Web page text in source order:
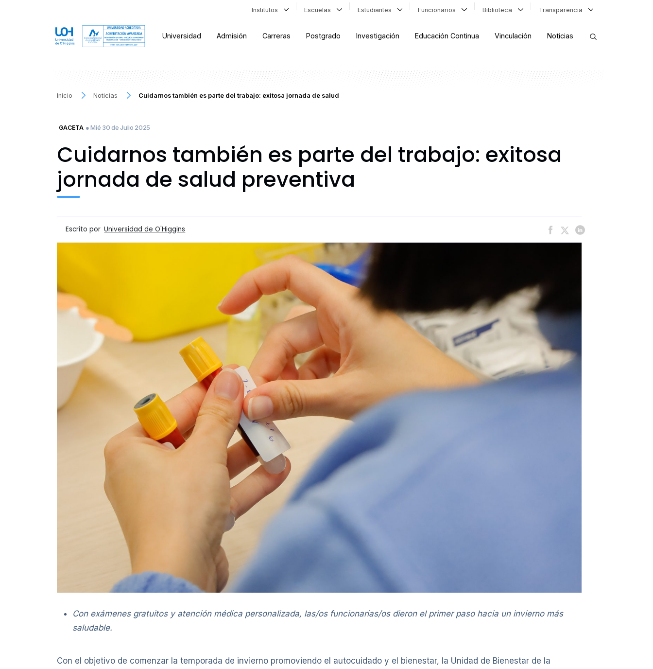
Institutos Escuelas Estudiantes Funcionarios Biblioteca Transparencia
Universidad Admisión Carreras Postgrado Investigación Educación Continua Vinculación Noticias
Inicio Noticias Cuidarnos también es parte del trabajo: exitosa jornada de salud
GACETA ● Mié 30 de Julio 2025
Cuidarnos también es parte del trabajo: exitosa
jornada de salud preventiva
Escrito por Universidad de O'Higgins
Con exámenes gratuitos y atención médica personalizada, las/os funcionarias/os dieron el primer paso hacia un invierno más
saludable.
Con el objetivo de comenzar la temporada de invierno promoviendo el autocuidado y el bienestar, la Unidad de Bienestar de la